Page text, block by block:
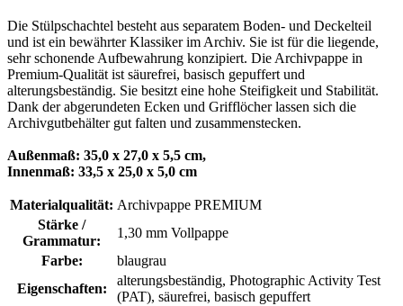
Die Stülpschachtel besteht aus separatem Boden- und Deckelteil
und ist ein bewährter Klassiker im Archiv. Sie ist für die liegende,
sehr schonende Aufbewahrung konzipiert. Die Archivpappe in
Premium-Qualität ist säurefrei, basisch gepuffert und
alterungsbeständig. Sie besitzt eine hohe Steifigkeit und Stabilität.
Dank der abgerundeten Ecken und Grifflöcher lassen sich die
Archivgutbehälter gut falten und zusammenstecken.
Außenmaß: 35,0 x 27,0 x 5,5 cm,
Innenmaß: 33,5 x 25,0 x 5,0 cm
Materialqualität: Archivpappe PREMIUM
Stärke /
Grammatur:
1,30 mm Vollpappe
Farbe:
blaugrau
Eigenschaften:
alterungsbeständig, Photographic Activity Test
(PAT), säurefrei, basisch gepuffert